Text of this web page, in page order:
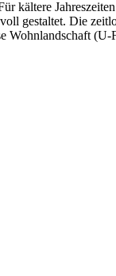
kältere
gestaltet. Die
Wohnlandschaft